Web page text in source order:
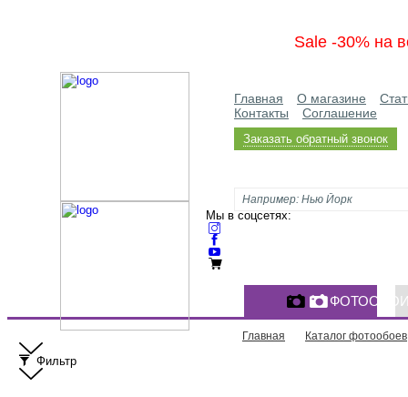
Sale -30% на
Главная О магазине
Контакты
Соглашение
Заказать обратный звонок
Мы в соцсетях:
Главная Каталог фотообоев
Фильтр